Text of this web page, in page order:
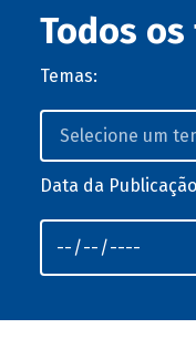
Todos
Temas:
Data da